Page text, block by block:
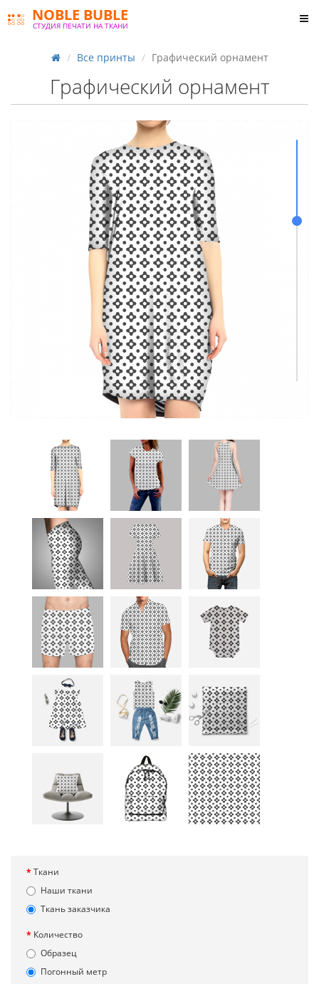
NOBLE BUBLE
СТУДИЯ ПЕЧАТИ НА ТКАНИ
Все принты Графический орнамент
Графический орнамент
Ткани
Наши ткани
Ткань заказчика
Количество
Образец
Погонный метр